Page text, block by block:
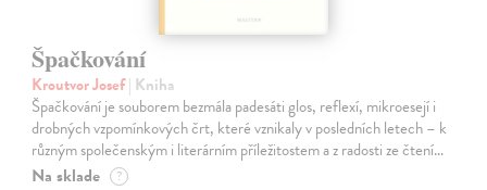
Špačkování
Kroutvor Josef| Kniha
Špačkování je souborem bezmála padesáti glos, reflexí, mikroesejí i
drobných vzpomínkových črt, které vznikaly v posledních letech – k
různým společenským i literárním příležitostem a z radosti ze čtení…
Na sklade ?